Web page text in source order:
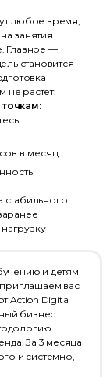
любое время,
занятия
Главное —
становится
не растет.
в месяц.
стабильного
и детям
вас
Action Digital
бизнес
За 3 месяца
и системно,